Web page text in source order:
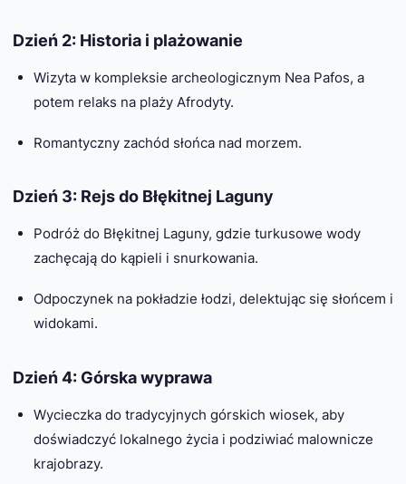
Dzień 2: Historia i plażowanie
Wizyta w kompleksie archeologicznym Nea Pafos, a
potem relaks na plaży Afrodyty.
Romantyczny zachód słońca nad morzem.
Dzień 3: Rejs do Błękitnej Laguny
Podróż do Błękitnej Laguny, gdzie turkusowe wody
zachęcają do kąpieli i snurkowania.
Odpoczynek na pokładzie łodzi, delektując się słońcem i
widokami.
Dzień 4: Górska wyprawa
Wycieczka do tradycyjnych górskich wiosek, aby
doświadczyć lokalnego życia i podziwiać malownicze
krajobrazy.